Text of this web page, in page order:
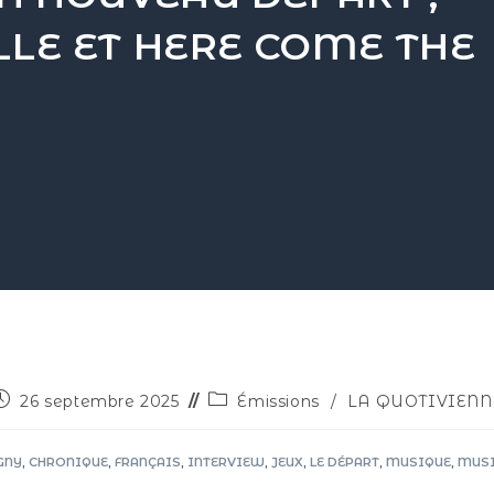
ET HERE COME THE
26 septembre 2025 Émissions / LA
, CHRONIQUE, FRANÇAIS, INTERVIEW, JEUX, LE DÉPART, MUSIQUE,